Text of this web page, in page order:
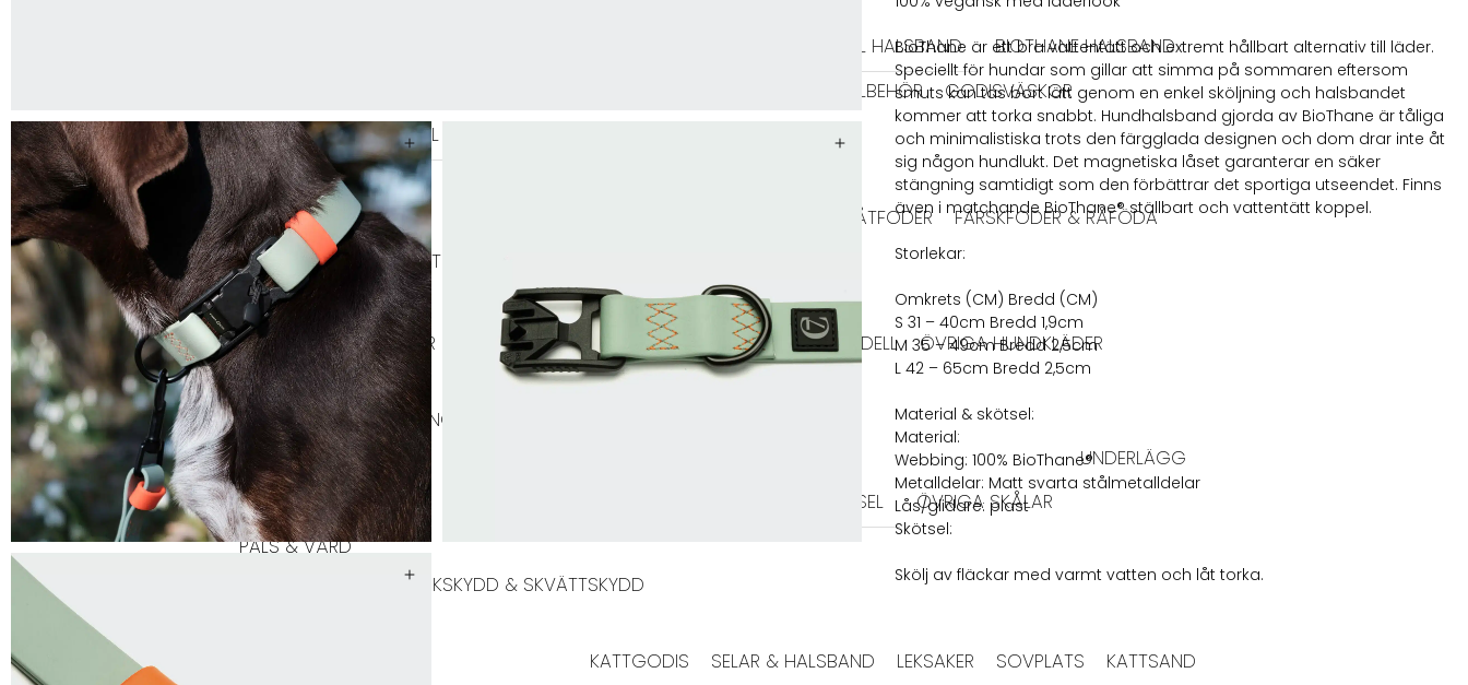
TEXTIL HALSBAND
BIOTHANE HALSBAND
LÄDERKOPPEL
TEXTIL KOPPEL
BAJSPÅSAR & TILLBEHÖR GODISVÄSKOR
GODIS & TUGG
HUNDGODIS
HUNDGODIS NORDISKT
VÅTFODER FÄRSKFODER & RÅFÖDA
HUNDKLÄDER
TRÖJOR
REGNKLÄDER VARMA JACKOR TAXMODELL VINTHUNDSMODELL
ÖVRIGA HUNDKLÄDER
SOVPLATS
BÄDDAR
FILTAR DYNOR
VÄSKOR
HUNDLEKSAKER
MATPUSSEL ÖVRIGA SKÅLAR
UNDERLÄGG
PÄLS & VÅRD
TIKSKYDD & SKVÄTTSKYDD
KATTGODIS SELAR & HALSBAND LEKSAKER SOVPLATS
KATTSAND
BioThane är ett bra vattentätt och extremt hållbart alternativ till läder.
Speciellt för hundar som gillar att simma på sommaren eftersom
smuts kan tas bort lätt genom en enkel sköljning och halsbandet
kommer att torka snabbt. Hundhalsband gjorda av BioThane är tåliga
och minimalistiska trots den färgglada designen och dom drar inte åt
sig någon hundlukt. Det magnetiska låset garanterar en säker
stängning samtidigt som den förbättrar det sportiga utseendet. Finns
även i matchande BioThane® ställbart och vattentätt koppel.
Storlekar:
Omkrets (CM) Bredd (CM)
S 31 – 40cm Bredd 1,9cm
M 35 – 49cm Bredd 2,5cm
L 42 – 65cm Bredd 2,5cm
Material & skötsel:
Material:
Webbing: 100% BioThane®
Metalldelar: Matt svarta stålmetalldelar
Lås/glidare: plast
Skötsel:
Skölj av fläckar med varmt vatten och låt torka.